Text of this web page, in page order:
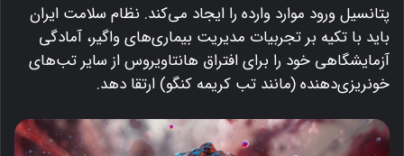
پتانسیل ورود موارد وارده را ایجاد می‌کند. نظام سلامت ایران
باید با تکیه بر تجربیات مدیریت بیماری‌های واگیر، آمادگی
آزمایشگاهی خود را برای افتراق هانتاویروس از سایر تب‌های
خونریزی‌دهنده (مانند تب کریمه کنگو) ارتقا دهد.